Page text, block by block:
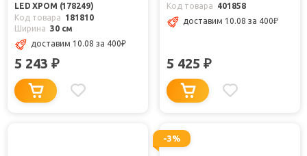
LED ХРОМ (178249)
Код товара
181810
Ширина 30 см
доставим 10.08 за 400₽
5 243 ₽
Код товара
401858
доставим 10.08 за 400₽
5 425 ₽
-3%